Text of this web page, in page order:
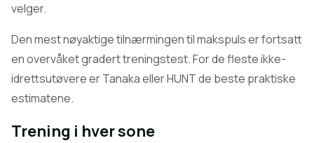
velger.
Den mest nøyaktige tilnærmingen til makspuls er fortsatt
en overvåket gradert treningstest. For de fleste ikke-
idrettsutøvere er Tanaka eller HUNT de beste praktiske
estimatene.
Trening i hver sone